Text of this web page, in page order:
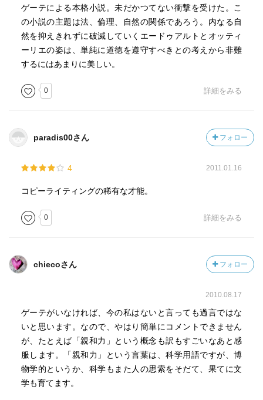
ゲーテによる本格小説。未だかつてない衝撃を受けた。こ
の小説の主題は法、倫理、自然の関係であろう。内なる自
然を抑えきれずに破滅していくエードゥアルトとオッティ
ーリエの姿は、単純に道徳を遵守すべきとの考えから非難
するにはあまりに美しい。
0 詳細をみる
paradis00さん フォロー
4 2011.01.16
コピーライティングの稀有な才能。
0 詳細をみる
chiecoさん フォロー
2010.08.17
ゲーテがいなければ、今の私はないと言っても過言ではな
いと思います。なので、やはり簡単にコメントできません
が、たとえば「親和力」という概念も訳もすごいなあと感
服します。「親和力」という言葉は、科学用語ですが、博
物学的というか、科学もまた人の思索をそだて、果てに文
学も育てます。